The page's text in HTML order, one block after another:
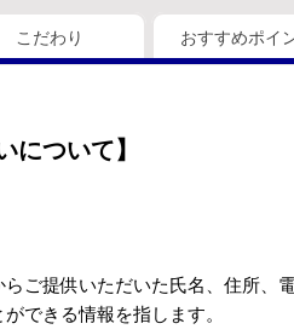
こだわり おすすめポイ
について】
ご提供いただいた氏名、住所、
できる情報を指します。